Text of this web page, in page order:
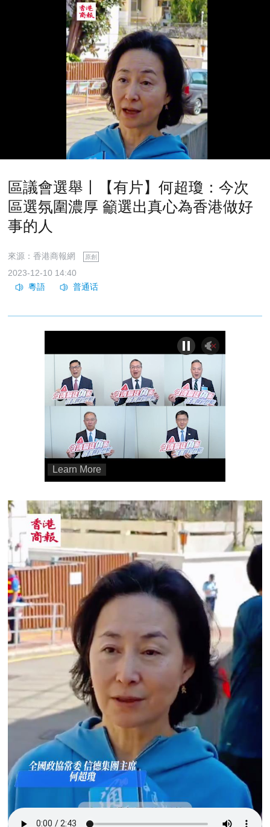
區議會選舉丨【有片】何超瓊：今次
區選氛圍濃厚 籲選出真心為香港做好
事的人
來源：香港商報網 原創
2023-12-10 14:40